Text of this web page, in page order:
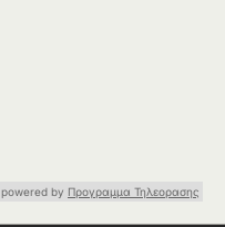
powered by Προγραμμα Τηλεορασης